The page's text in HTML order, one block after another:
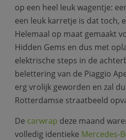
op een heel leuk wagentje:
een leuk karretje is dat toch,
Helemaal op maat gemaakt
Hidden Gems en dus met
elektrische steps in de
belettering van de Piaggio
erg vrolijk geworden en zal
Rotterdamse straatbeeld
De carwrap deze maand
volledig identieke Mercedes-